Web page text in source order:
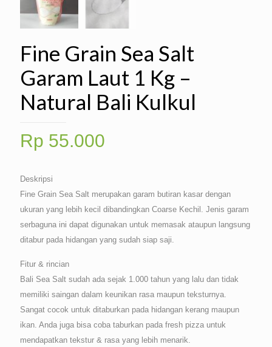
Fine Grain Sea Salt
Garam Laut 1 Kg –
Natural Bali Kulkul
Rp 55.000
Deskripsi
Fine Grain Sea Salt merupakan garam butiran kasar dengan
ukuran yang lebih kecil dibandingkan Coarse Kechil. Jenis garam
serbaguna ini dapat digunakan untuk memasak ataupun langsung
ditabur pada hidangan yang sudah siap saji.
Fitur & rincian
Bali Sea Salt sudah ada sejak 1.000 tahun yang lalu dan tidak
memiliki saingan dalam keunikan rasa maupun teksturnya.
Sangat cocok untuk ditaburkan pada hidangan kerang maupun
ikan. Anda juga bisa coba taburkan pada fresh pizza untuk
mendapatkan tekstur & rasa yang lebih menarik.